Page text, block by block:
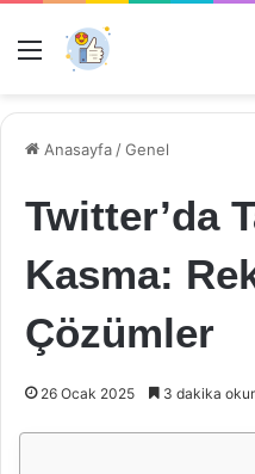
Menü
Anasayfa /Genel
Twitter’da
Kasma:
Çözümler
26 Ocak 2025 3 dakika